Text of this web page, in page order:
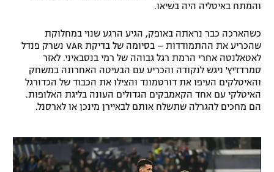
תקנון פעילות ספורט 1
רשיון להקרנה פומבית לבית עסק
הצטרפות לחבילת הערוצים
לוח דרושים – ג'ובנט
המגזין
והמתח באיטליה היה בשיאו.
כשהארכה כבר נראתה באופק, הגיע הרגע שנוי במחלוקת
שהכריע את ההתמודדות – בסיומה של בדיקת VAR נשרק פנדל
לאטאלנטה אחרי הרמת רגל גבוהה של רמי בנסבאיני. לאזר
סמרדז'יץ' ניגש לנקודה והכריע עם הבעיטה האחרונה במשחק
והאיטלקים העיפו את דורטמונד והצילו את הכבוד של הכדורגל
האיטלקי עם אחד הקאמבקים הגדולים העונה בליגת האלופות.
הם מחכים להגרלה שתשלח אותם לבאיירן מינכן או לארסנל.